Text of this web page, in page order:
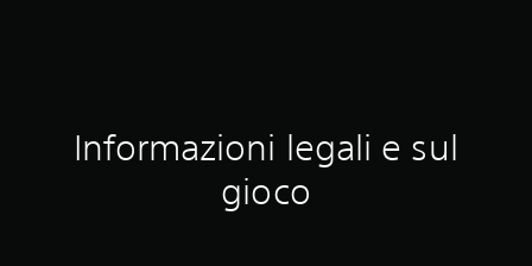
t
Informazioni legali e sul
gioco